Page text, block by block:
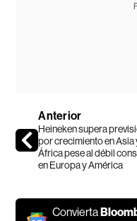
Anterior
Heineken supera
por crecimiento en Asia
África pese al débil
en Europa y América
Convierta